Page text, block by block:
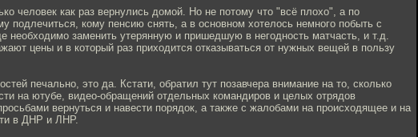
человек как раз вернулись домой. Но не потому что "всё плохо", а по
подлечиться, кому пенсию снять, а в основном хотелось немного побыть с
необходимо заменить утерянную и пришедшую в негодность матчасть, и т.д.
цены и в который раз приходится отказываться от нужных вещей в пользу
печально, это да. Кстати, обратил тут позавчера внимание на то, сколько
на ютубе, видео-обращений отдельных командиров и целых отрядов
вернуться и навести порядок, а также с жалобами на происходящее и на
в ДНР и ЛНР.